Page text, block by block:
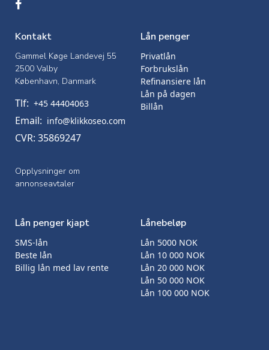
Kontakt
Gammel Køge Landevej 55
2500 Valby
København, Danmark
Tlf: +45 44404063
Email: info@klikkoseo.com
CVR: 35869247
Opplysninger om
annonseavtaler
Lån penger
Privatlån
Forbrukslån
Refinansiere lån
Lån på dagen
Billån
Lån penger kjapt
SMS-lån
Beste lån
Billig lån med lav rente
Lånebeløp
Lån 5000 NOK
Lån 10 000 NOK
Lån 20 000 NOK
Lån 50 000 NOK
Lån 100 000 NOK